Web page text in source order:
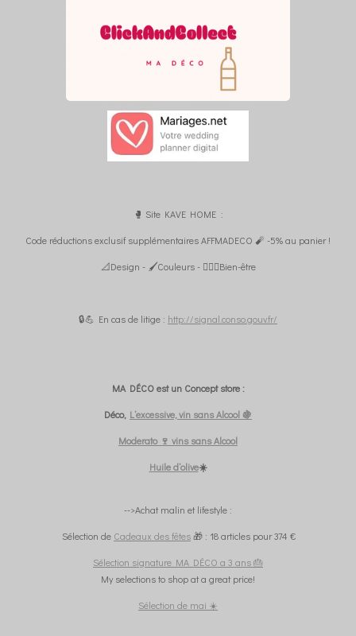
🥊 Site KAVE HOME :
Code réductions exclusif supplémentaires AFFMADECO 🧨 -5% au panier !
📐Design - 🖌️Couleurs - 🧘🏼‍♀️Bien-être
🔒💪 En cas de litige : http://signal.conso.gouv.fr/
MA DÉCO est un Concept store :
Déco, L’excessive, vin sans Alcool 🍇
Moderato 🍷 vins sans Alcool
Huile d’olive☀️
-->Achat malin et lifestyle :
Sélection de Cadeaux des fêtes🎁 : 18 articles pour 374 €
Sélection signature MA DÉCO a 3 ans 🎂
My selections to shop at a great price!
Sélection de mai ☀️